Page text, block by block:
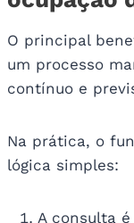
O principal
um processo
contínuo e
Na prática, o
lógica simples:
A consulta